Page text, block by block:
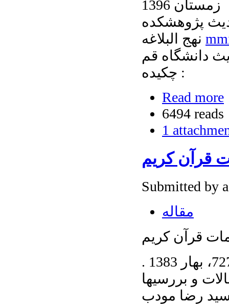
زمستان 1396
پژوهشكده
چكيده :
Read more
6494 reads
1
قرآن کریم
Submitted by
مقاله
قرآن کریم
مقاله 6، دوره 37، شماره 1 - شماره پیاپی 727، بهار 1383 .
و بررسیها
رضا مودب